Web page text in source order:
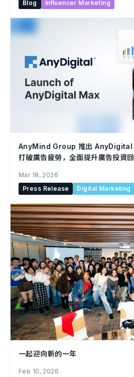
Blog Influencer Marketing
AnyMind Group 推出 AnyDigital
打破廣告疲勞，全面提升廣告投資
Mar 18, 2026
Press Release
Digital Marketing
一起迎向新的一年
Feb 10, 2026